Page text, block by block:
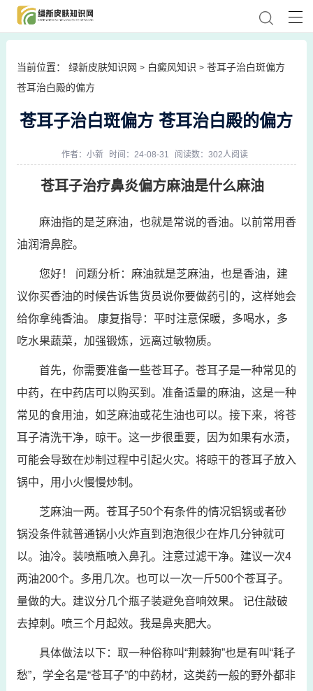
当前位置： 绿新皮肤知识网 > 白癜风知识 > 苍耳子治白斑偏方
苍耳治白殿的偏方
苍耳子治白斑偏方 苍耳治白殿的偏方
作者： 小新 时间：24-08-31 阅读数：302人阅读
苍耳子治疗鼻炎偏方麻油是什么麻油
麻油指的是芝麻油，也就是常说的香油。以前常用香
油润滑鼻腔。
您好！ 问题分析：麻油就是芝麻油，也是香油，建
议你买香油的时候告诉售货员说你要做药引的，这样她会
给你拿纯香油。 康复指导：平时注意保暖，多喝水，多
吃水果蔬菜，加强锻炼，远离过敏物质。
首先，你需要准备一些苍耳子。苍耳子是一种常见的
中药，在中药店可以购买到。准备适量的麻油，这是一种
常见的食用油，如芝麻油或花生油也可以。接下来，将苍
耳子清洗干净，晾干。这一步很重要，因为如果有水渍，
可能会导致在炒制过程中引起火灾。将晾干的苍耳子放入
锅中，用小火慢慢炒制。
芝麻油一两。苍耳子50个有条件的情况铝锅或者砂
锅没条件就普通锅小火炸直到泡泡很少在炸几分钟就可
以。油冷。装喷瓶喷入鼻孔。注意过滤干净。建议一次4
两油200个。多用几次。也可以一次一斤500个苍耳子。
量做的大。建议分几个瓶子装避免音响效果。 记住敲破
去掉刺。喷三个月起效。我是鼻夹肥大。
具体做法以下：取一种俗称叫“荆棘狗”也是有叫“耗子
愁”，学全名是“苍耳子”的中药材，这类药一般的野外都非